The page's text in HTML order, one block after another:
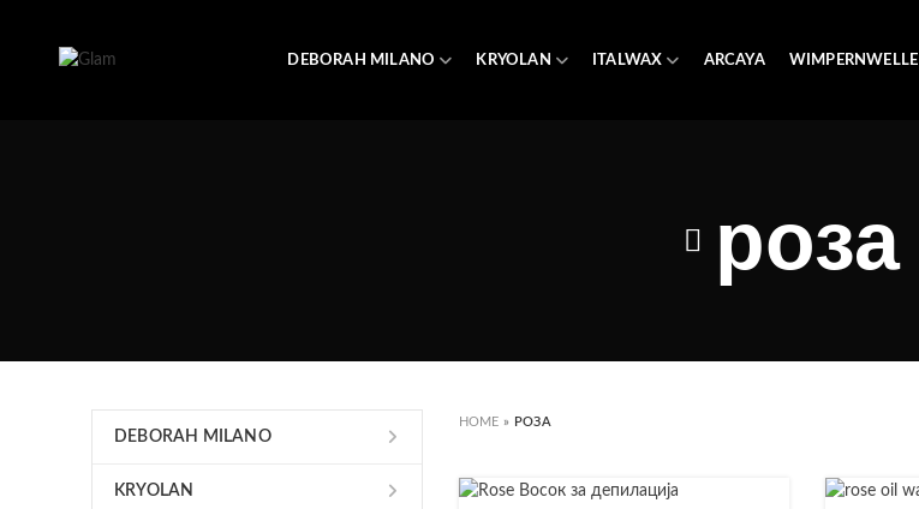
DEBORAH MILANO KRYOLAN ITALWAX ARCAYA WIMPERNWELLE
роза
HOME » РОЗА
DEBORAH MILANO
KRYOLAN